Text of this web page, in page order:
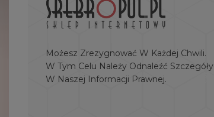
Możesz Zrezygnować W Każdej Chwili.
W Tym Celu Należy Odnaleźć Szczegóły
W Naszej Informacji Prawnej.